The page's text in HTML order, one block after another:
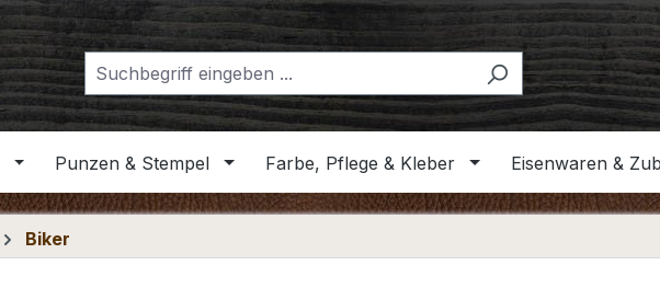
Punzen & Stempel Farbe, Pflege & Kleber Eisenwaren &
Biker